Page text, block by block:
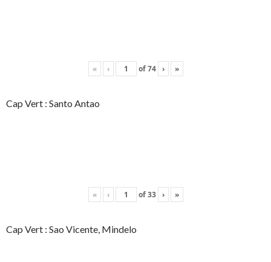
« ‹ of74 › »
Cap Vert : Santo Antao
« ‹ of33 › »
Cap Vert : Sao Vicente, Mindelo